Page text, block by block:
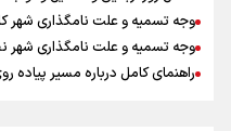
وجه تسمیه و علت نامگذاری شهر
وجه تسمیه و علت نامگذاری شهر
راهنمای کامل درباره مسیر پیاده